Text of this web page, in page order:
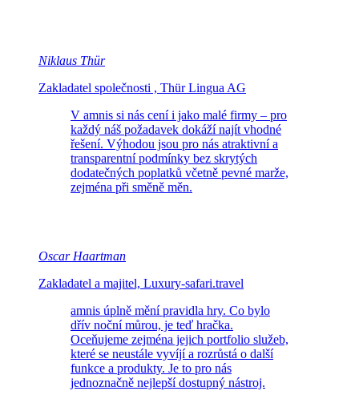
Niklaus Thür
Zakladatel společnosti , Thür Lingua AG
V amnis si nás cení i jako malé firmy – pro
každý náš požadavek dokáží najít vhodné
řešení. Výhodou jsou pro nás atraktivní a
transparentní podmínky bez skrytých
dodatečných poplatků včetně pevné marže,
zejména při směně měn.
Oscar Haartman
Zakladatel a majitel, Luxury-safari.travel
amnis úplně mění pravidla hry. Co bylo
dřív noční můrou, je teď hračka.
Oceňujeme zejména jejich portfolio služeb,
které se neustále vyvíjí a rozrůstá o další
funkce a produkty. Je to pro nás
jednoznačně nejlepší dostupný nástroj.